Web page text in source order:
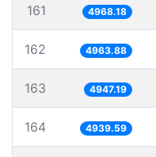
161 4968.18
162 4963.88
163 4947.19
164 4939.59